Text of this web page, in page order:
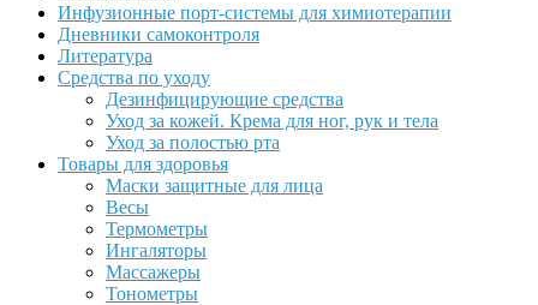
Инфузионные порт-системы для химиотерапии
Дневники самоконтроля
Литература
Средства по уходу
Дезинфицирующие средства
Уход за кожей. Крема для ног, рук и тела
Уход за полостью рта
Товары для здоровья
Маски защитные для лица
Весы
Термометры
Ингаляторы
Массажеры
Тонометры